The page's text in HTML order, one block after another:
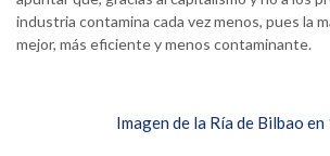
industria contamina cada vez menos, pues la
mejor, más eficiente y menos contaminante.
Imagen de la Ría de Bilbao